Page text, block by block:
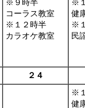
※９時半
コーラス教室
※１２時半
カラオケ教室
※
健
※
民
２４
※
健